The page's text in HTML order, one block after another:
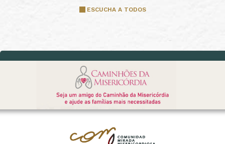
ESCUCHA A TODOS